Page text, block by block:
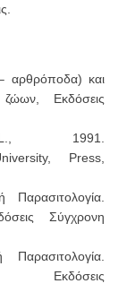
αρθρόποδα) και
Εκδόσεις
1991.
Press,
Σύγχρονη
Εκδόσεις